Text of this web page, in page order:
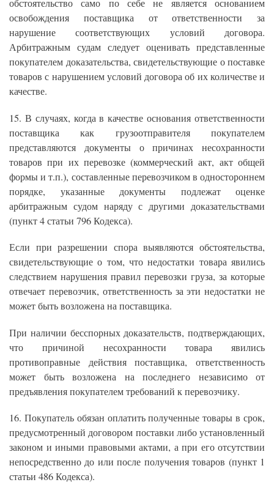
обстоятельство само по себе не является основанием
освобождения поставщика от ответственности за
нарушение соответствующих условий договора.
Арбитражным судам следует оценивать представленные
покупателем доказательства, свидетельствующие о поставке
товаров с нарушением условий договора об их количестве и
качестве.
15. В случаях, когда в качестве основания ответственности
поставщика как грузоотправителя покупателем
представляются документы о причинах несохранности
товаров при их перевозке (коммерческий акт, акт общей
формы и т.п.), составленные перевозчиком в одностороннем
порядке, указанные документы подлежат оценке
арбитражным судом наряду с другими доказательствами
(пункт 4 статьи 796 Кодекса).
Если при разрешении спора выявляются обстоятельства,
свидетельствующие о том, что недостатки товара явились
следствием нарушения правил перевозки груза, за которые
отвечает перевозчик, ответственность за эти недостатки не
может быть возложена на поставщика.
При наличии бесспорных доказательств, подтверждающих,
что причиной несохранности товара явились
противоправные действия поставщика, ответственность
может быть возложена на последнего независимо от
предъявления покупателем требований к перевозчику.
16. Покупатель обязан оплатить полученные товары в срок,
предусмотренный договором поставки либо установленный
законом и иными правовыми актами, а при его отсутствии
непосредственно до или после получения товаров (пункт 1
статьи 486 Кодекса).